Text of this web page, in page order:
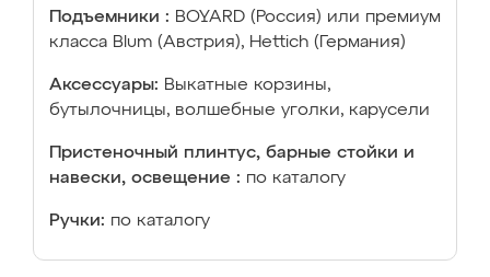
Подъемники : BOYARD (Россия) или премиум
класса Blum (Австрия), Hettich (Германия)
Аксессуары: Выкатные корзины,
бутылочницы, волшебные уголки, карусели
Пристеночный плинтус, барные стойки и
навески, освещение : по каталогу
Ручки: по каталогу